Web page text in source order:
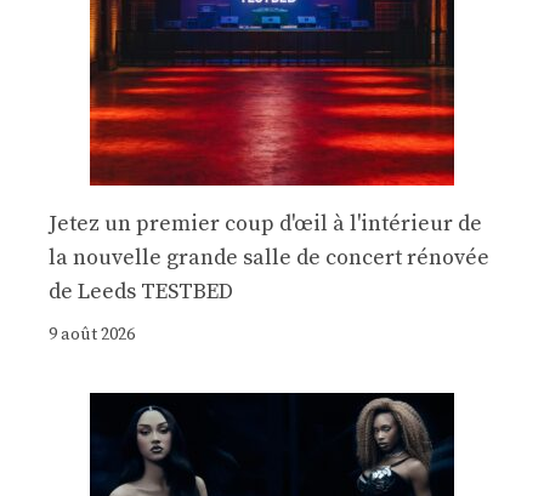
Jetez un premier coup d'œil à l'intérieur de
la nouvelle grande salle de concert rénovée
de Leeds TESTBED
9 août 2026